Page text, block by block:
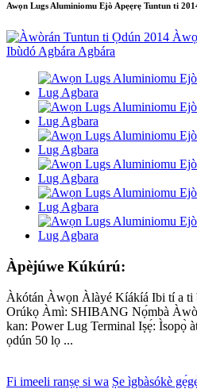
Awọn Lugs Aluminiomu Ejò Apẹẹrẹ Tuntun ti
Àpèjúwe Kúkúrú:
Àkótán Àwọn Àlàyé Kíákíá Ibi tí a ti
Orúkọ Àmì: SHIBANG Nọ́mbà
kan: Power Lug Terminal Iṣẹ́: Ìsopọ̀
ọdún 50 lọ ...
Fi imeeli ranṣẹ si wa Ṣe ìgbàsókè